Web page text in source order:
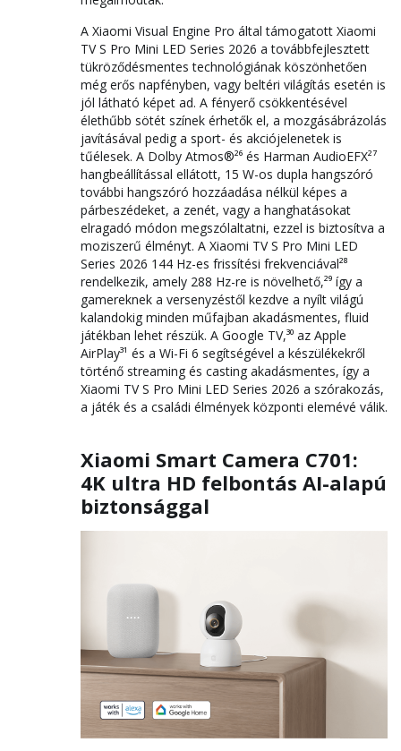
A Xiaomi Visual Engine Pro által támogatott Xiaomi
TV S Pro Mini LED Series 2026 a továbbfejlesztett
tükröződésmentes technológiának köszönhetően
még erős napfényben, vagy beltéri világítás esetén is
jól látható képet ad. A fényerő csökkentésével
élethűbb sötét színek érhetők el, a mozgásábrázolás
javításával pedig a sport- és akciójelenetek is
tűélesek. A Dolby Atmos®²⁶ és Harman AudioEFX²⁷
hangbeállítással ellátott, 15 W-os dupla hangszóró
további hangszóró hozzáadása nélkül képes a
párbeszédeket, a zenét, vagy a hanghatásokat
elragadó módon megszólaltatni, ezzel is biztosítva a
moziszerű élményt. A Xiaomi TV S Pro Mini LED
Series 2026 144 Hz-es frissítési frekvenciával²⁸
rendelkezik, amely 288 Hz-re is növelhető,²⁹ így a
gamereknek a versenyzéstől kezdve a nyílt világú
kalandokig minden műfajban akadásmentes, fluid
játékban lehet részük. A Google TV,³⁰ az Apple
AirPlay³¹ és a Wi-Fi 6 segítségével a készülékekről
történő streaming és casting akadásmentes, így a
Xiaomi TV S Pro Mini LED Series 2026 a szórakozás,
a játék és a családi élmények központi elemévé válik.
Xiaomi Smart Camera C701:
4K ultra HD felbontás AI-alapú
biztonsággal